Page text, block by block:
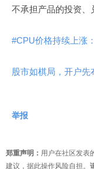
不承担产品的投资、
#CPU价格持续上涨
股市如棋局，开户先
举报
郑重声明： 用户在社区发表
建议，据此操作风险自担。